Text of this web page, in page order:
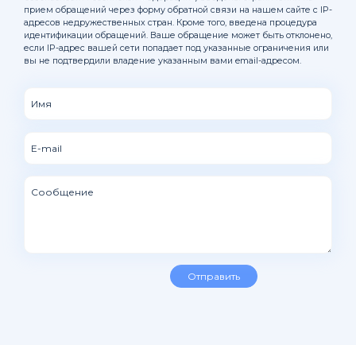
прием обращений через форму обратной связи на нашем сайте с IP-
адресов недружественных стран. Кроме того, введена процедура
идентификации обращений. Ваше обращение может быть отклонено,
если IP-адрес вашей сети попадает под указанные ограничения или
вы не подтвердили владение указанным вами email-адресом.